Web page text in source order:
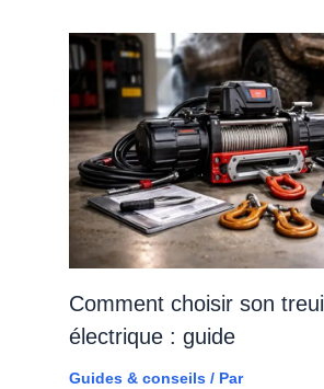
Comment choisir son treuil
électrique : guide
Guides & conseils/ Par